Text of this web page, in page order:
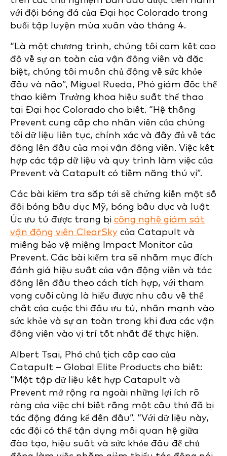
với đội bóng đá của Đại học Colorado trong
buổi tập luyện mùa xuân vào tháng 4.
“Là một chương trình, chúng tôi cam kết cao
độ về sự an toàn của vận động viên và đặc
biệt, chúng tôi muốn chủ động về sức khỏe
đầu và não”, Miguel Rueda, Phó giám đốc thể
thao kiêm Trưởng khoa hiệu suất thể thao
tại Đại học Colorado cho biết. “Hệ thống
Prevent cung cấp cho nhân viên của chúng
tôi dữ liệu liên tục, chính xác và đầy đủ về tác
động lên đầu của mọi vận động viên. Việc kết
hợp các tập dữ liệu và quy trình làm việc của
Prevent và Catapult có tiềm năng thú vị”.
Các bài kiểm tra sắp tới sẽ chứng kiến một số
đội bóng bầu dục Mỹ, bóng bầu dục và luật
Úc ưu tú được trang bị công nghệ giám sát
vận động viên ClearSky của Catapult và
miếng bảo vệ miệng Impact Monitor của
Prevent. Các bài kiểm tra sẽ nhằm mục đích
đánh giá hiệu suất của vận động viên và tác
động lên đầu theo cách tích hợp, với tham
vọng cuối cùng là hiểu được nhu cầu về thể
chất của cuộc thi đấu ưu tú, nhấn mạnh vào
sức khỏe và sự an toàn trong khi đưa các vận
động viên vào vị trí tốt nhất để thực hiện.
Albert Tsai, Phó chủ tịch cấp cao của
Catapult – Global Elite Products cho biết:
“Một tập dữ liệu kết hợp Catapult và
Prevent mở rộng ra ngoài những lợi ích rõ
ràng của việc chỉ biết rằng một cầu thủ đã bị
tác động đáng kể đến đầu”. “Với dữ liệu này,
các đội có thể tận dụng mối quan hệ giữa
đào tạo, hiệu suất và sức khỏe đầu để chủ